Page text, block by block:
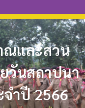
และสวน
วันสถาปนา
จำปี 2566